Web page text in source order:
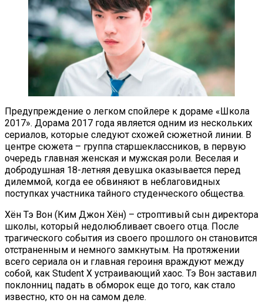
Предупреждение о легком спойлере к дораме «Школа
2017». Дорама 2017 года является одним из нескольких
сериалов, которые следуют схожей сюжетной линии. В
центре сюжета – группа старшеклассников, в первую
очередь главная женская и мужская роли. Веселая и
добродушная 18-летняя девушка оказывается перед
дилеммой, когда ее обвиняют в неблаговидных
поступках участника тайного студенческого общества.
Хён Тэ Вон (Ким Джон Хён) – строптивый сын директора
школы, который недолюбливает своего отца. После
трагического события из своего прошлого он становится
отстраненным и немного замкнутым. На протяжении
всего сериала он и главная героиня враждуют между
собой, как Student X устраивающий хаос. Тэ Вон заставил
поклонниц падать в обморок еще до того, как стало
известно, кто он на самом деле.